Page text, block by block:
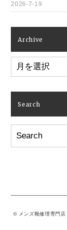
2026-7-19
Archive
Archive
Search
© メンズ靴修理専門